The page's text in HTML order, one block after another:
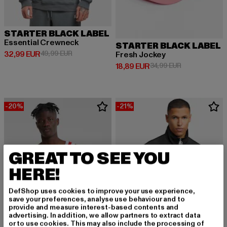
STARTER BLACK LABEL
Essential Crewneck
32,99 EUR
Derzeitiger Preis: 32,99 EUR
49,99 EURAktionspreis: 49,99 EUR
STARTER BLACK LABEL
Fresh Jockey
18,89 EUR
Derzeitiger Preis: 18,89 EUR
34,99 EURAktionspreis:
-20% -21%
GREAT TO SEE YOU
HERE!
DefShop uses cookies to improve your use experience,
save your preferences, analyse use behaviour and to
provide and measure interest-based contents and
advertising. In addition, we allow partners to extract data
or to use cookies. This may also include the processing of